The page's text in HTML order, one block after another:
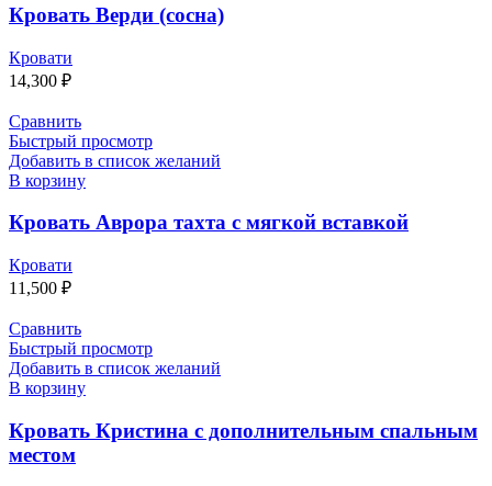
Кровать Верди (сосна)
Кровати
14,300 ₽
Сравнить
Быстрый просмотр
Добавить в список желаний
В корзину
Кровать Аврора тахта с мягкой вставкой
Кровати
11,500 ₽
Сравнить
Быстрый просмотр
Добавить в список желаний
В корзину
Кровать Кристина с дополнительным спальным
местом